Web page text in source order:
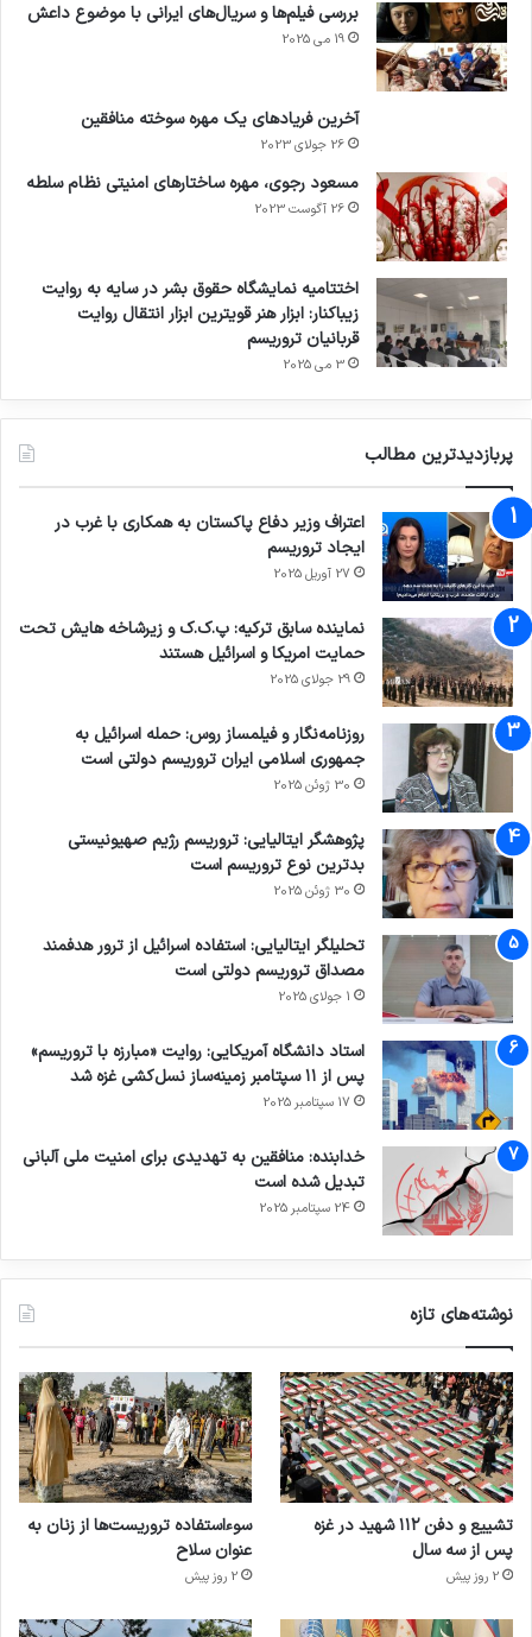
بررسی فیلم‌ها و سریال‌های ایرانی با موضوع داعش
19 می 2025
آخرین فریادهای یک مهره سوخته منافقین
26 جولای 2023
مسعود رجوی، مهره ساختارهای امنیتی نظام سلطه
26 آگوست 2023
اختتامیه نمایشگاه حقوق بشر در سایه به روایت
زیباکنار: ابزار هنر قویترین ابزار انتقال روایت
قربانیان تروریسم
3 می 2025
پربازدیدترین مطالب
اعتراف وزیر دفاع پاکستان به همکاری با غرب در
ایجاد تروریسم
27 آوریل 2025
نماینده سابق ترکیه: پ.ک.ک و زیرشاخه هایش تحت
حمایت امریکا و اسرائیل هستند
29 جولای 2025
روزنامه‌نگار و فیلمساز روس: حمله اسرائیل به
جمهوری اسلامی ایران تروریسم دولتی است
30 ژوئن 2025
پژوهشگر ایتالیایی: تروریسم رژیم صهیونیستی
بدترین نوع تروریسم است
30 ژوئن 2025
تحلیلگر ایتالیایی: استفاده اسرائیل از ترور هدفمند
مصداق تروریسم دولتی است
1 جولای 2025
استاد دانشگاه آمریکایی: روایت «مبارزه با تروریسم»
پس از ۱۱ سپتامبر زمینه‌ساز نسل‌کشی غزه شد
17 سپتامبر 2025
خدابنده: منافقین به تهدیدی برای امنیت ملی آلبانی
تبدیل شده است
24 سپتامبر 2025
نوشته‌های تازه
تشییع و دفن ۱۱۲ شهید در غزه
پس از سه سال
2 روز پیش
سوءاستفاده تروریست‌ها از زنان به
عنوان سلاح
2 روز پیش